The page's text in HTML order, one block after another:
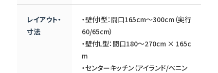
レイアウト・
寸法
・壁付I型：間口165cm〜300cm（奥行
60/65cm）
・壁付L型：間口180〜270cm × 165c
m
・センターキッチン（アイランド/ペニン